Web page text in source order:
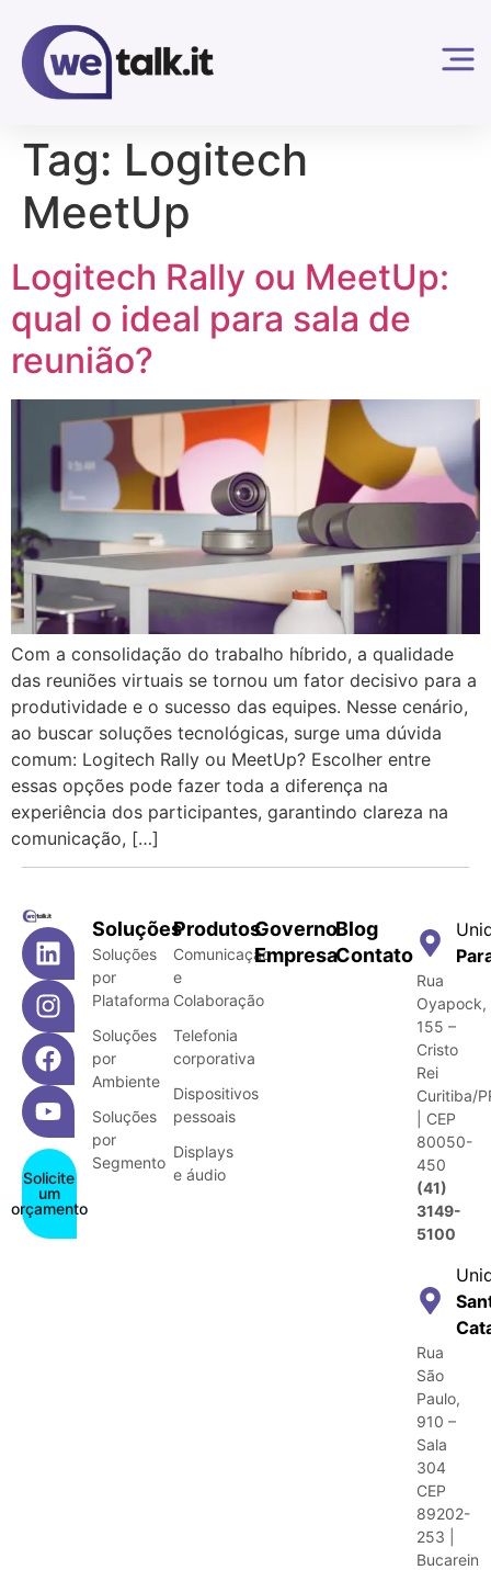
Tag: Logitech
MeetUp
Logitech Rally ou MeetUp:
qual o ideal para sala de
reunião?
Com a consolidação do trabalho híbrido, a qualidade
das reuniões virtuais se tornou um fator decisivo para a
produtividade e o sucesso das equipes. Nesse cenário,
ao buscar soluções tecnológicas, surge uma dúvida
comum: Logitech Rally ou MeetUp? Escolher entre
essas opções pode fazer toda a diferença na
experiência dos participantes, garantindo clareza na
comunicação, […]
Solicite
um
orçamento
Soluções
Soluções
por
Plataforma
Soluções
por
Ambiente
Soluções
por
Segmento
Produtos
Comunicação
e
Colaboração
Telefonia
corporativa
Dispositivos
pessoais
Displays
e áudio
Governo
Empresa
Blog
Contato
Rua
Oyapock,
155 –
Cristo
Rei
Curitiba/
| CEP
80050-
450
(41)
3149-
5100
Rua
São
Paulo,
910 –
Sala
304
CEP
89202-
253 |
Bucarein